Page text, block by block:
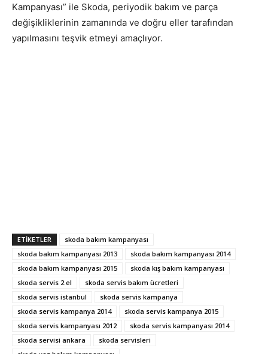
Kampanyası” ile Skoda, periyodik bakım ve parça
değişikliklerinin zamanında ve doğru eller tarafından
yapılmasını teşvik etmeyi amaçlıyor.
ETIKETLER
skoda bakım kampanyası
skoda bakım kampanyası 2013
skoda bakım kampanyası 2014
skoda bakım kampanyası 2015
skoda kış bakım kampanyası
skoda servis 2.el
skoda servis bakım ücretleri
skoda servis istanbul
skoda servis kampanya
skoda servis kampanya 2014
skoda servis kampanya 2015
skoda servis kampanyası 2012
skoda servis kampanyası 2014
skoda servisi ankara
skoda servisleri